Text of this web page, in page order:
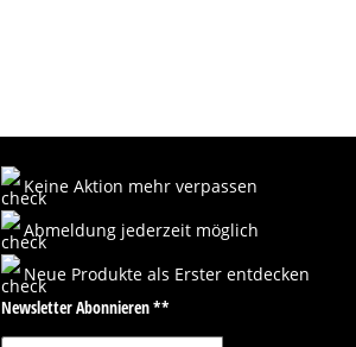
Keine Aktion mehr verpassen
Abmeldung jederzeit möglich
Neue Produkte als Erster entdecken
Newsletter Abonnieren **